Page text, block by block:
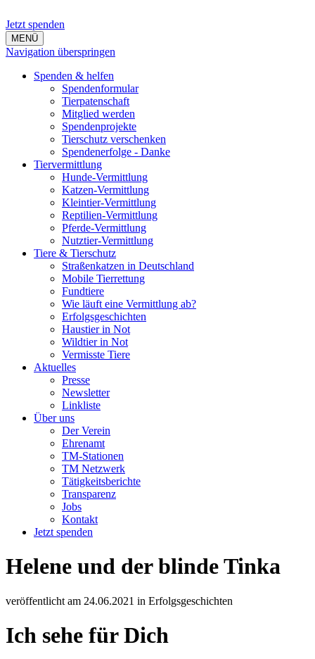
Jetzt spenden
MENÜ
Navigation überspringen
Spenden & helfen
Spendenformular
Tierpatenschaft
Mitglied werden
Spendenprojekte
Tierschutz verschenken
Spendenerfolge - Danke
Tiervermittlung
Hunde-Vermittlung
Katzen-Vermittlung
Kleintier-Vermittlung
Reptilien-Vermittlung
Pferde-Vermittlung
Nutztier-Vermittlung
Tiere & Tierschutz
Straßenkatzen in Deutschland
Mobile Tierrettung
Fundtiere
Wie läuft eine Vermittlung ab?
Erfolgsgeschichten
Haustier in Not
Wildtier in Not
Vermisste Tiere
Aktuelles
Presse
Newsletter
Linkliste
Über uns
Der Verein
Ehrenamt
TM-Stationen
TM Netzwerk
Tätigkeitsberichte
Transparenz
Jobs
Kontakt
Jetzt spenden
Helene und der blinde Tinka
veröffentlicht am 24.06.2021 in Erfolgsgeschichten
Ich sehe für Dich